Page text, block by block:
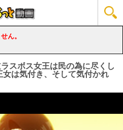
ん。
スボス女王は民の為に尽くし
は気付き、そして気付かれ